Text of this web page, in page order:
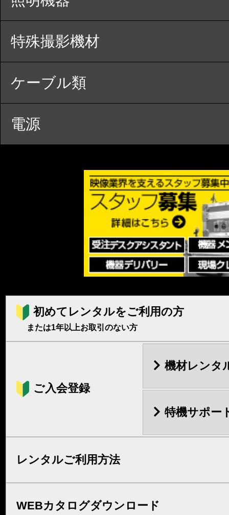
特殊撮影機材
ケーブル類
電源
初めてレンタルをご利用の方
または1年以上お取引のない方
ご入会登録
機材レンタ
特機サポー
レンタルご利用方法
WEBカタログダウンロード